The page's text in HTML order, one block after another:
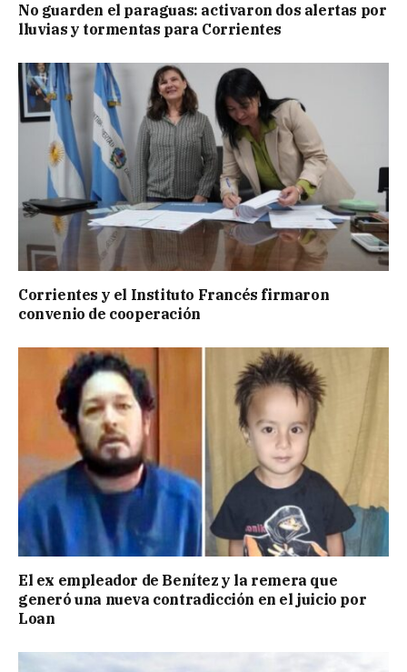
No guarden el paraguas: activaron dos alertas por
lluvias y tormentas para Corrientes
Corrientes y el Instituto Francés firmaron
convenio de cooperación
El ex empleador de Benítez y la remera que
generó una nueva contradicción en el juicio por
Loan